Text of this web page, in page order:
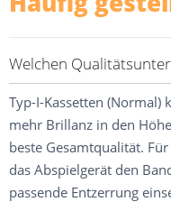
Welchen
Typ-I-Kassetten (Normal)
mehr Brillanz in den
beste Gesamtqualität.
das Abspielgerät den
passende Entzerrung